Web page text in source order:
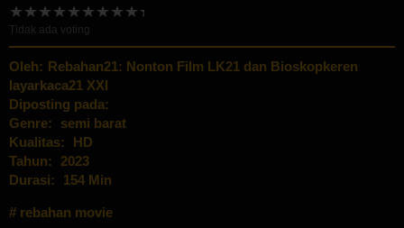
Tidak ada voting
Oleh: Rebahan21: Nonton Film LK21 dan Bioskopkeren
layarkaca21 XXI
Diposting pada:
Genre:
semi barat
Kualitas:
HD
Tahun:
2023
Durasi:
154 Min
rebahan movie